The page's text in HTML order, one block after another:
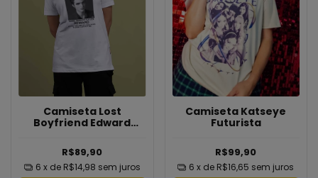
Camiseta Lost
Boyfriend Edward
R$89,90
6 x de R$14,98 sem juros
Camiseta Katseye
Futurista
R$99,90
6 x de R$16,65 sem juros